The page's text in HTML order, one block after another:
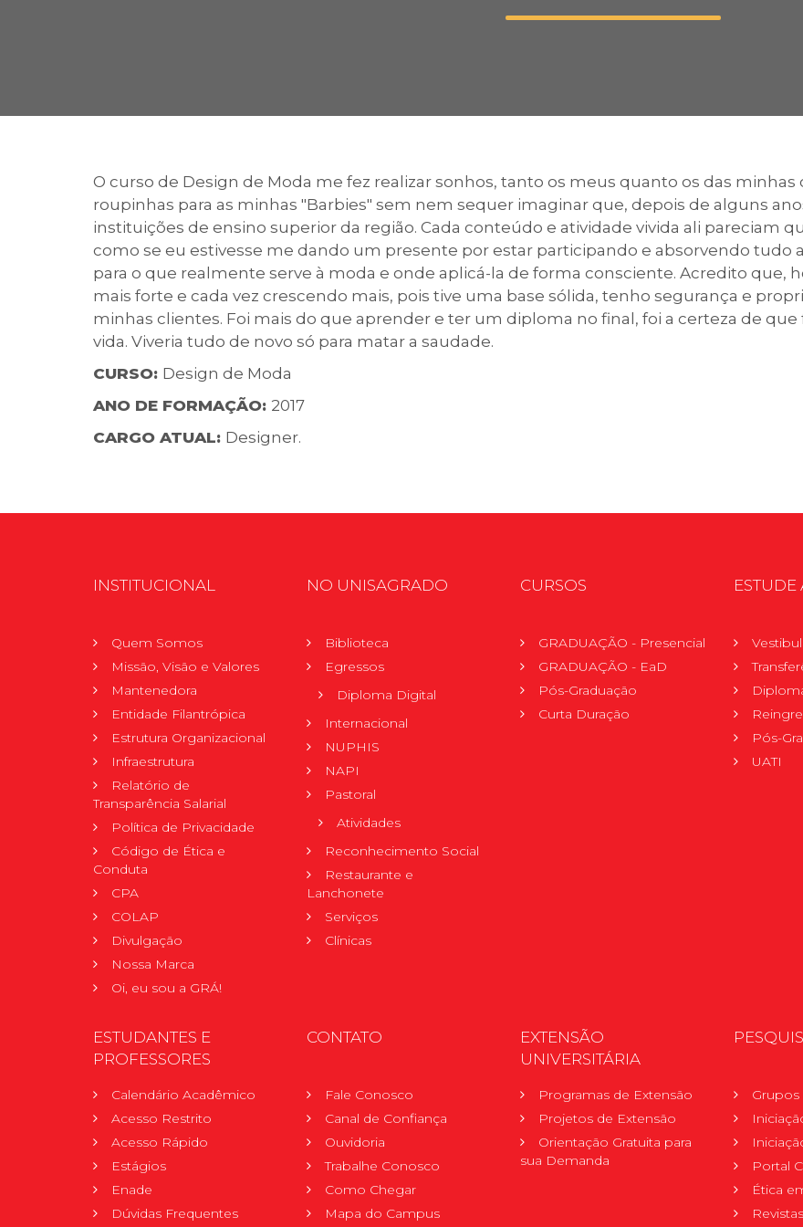
Reingresso UATI
O curso de Design de Moda me fez realizar sonhos, tanto os meus quanto os das minhas
roupinhas para as minhas "Barbies" sem nem sequer imaginar que, depois de alguns
instituições de ensino superior da região. Cada conteúdo e atividade vivida ali pareciam
como se eu estivesse me dando um presente por estar participando e absorvendo tudo
para o que realmente serve à moda e onde aplicá-la de forma consciente. Acredito que,
mais forte e cada vez crescendo mais, pois tive uma base sólida, tenho segurança e
minhas clientes. Foi mais do que aprender e ter um diploma no final, foi a certeza de
vida. Viveria tudo de novo só para matar a saudade.
CURSO: Design de Moda
ANO DE FORMAÇÃO: 2017
CARGO ATUAL: Designer.
INSTITUCIONAL
Quem Somos
Missão, Visão e Valores
Mantenedora
Entidade Filantrópica
Estrutura Organizacional
Infraestrutura
Relatório de
Transparência Salarial
Política de Privacidade
Código de Ética e
Conduta
CPA
COLAP
Divulgação
Nossa Marca
Oi, eu sou a GRÁ!
NO UNISAGRADO
Biblioteca
Egressos
Diploma Digital
Internacional
NUPHIS
NAPI
Pastoral
Atividades
Reconhecimento Social
Restaurante e
Lanchonete
Serviços
Clínicas
CURSOS
GRADUAÇÃO - Presencial
GRADUAÇÃO - EaD
Pós-Graduação
Curta Duração
ESTUDE
Pós-
UATI
ESTUDANTES E
PROFESSORES
Calendário Acadêmico
Acesso Restrito
Acesso Rápido
Estágios
Enade
Dúvidas Frequentes
CONTATO
Fale Conosco
Canal de Confiança
Ouvidoria
Trabalhe Conosco
Como Chegar
Mapa do Campus
EXTENSÃO
UNIVERSITÁRIA
Programas de Extensão
Projetos de Extensão
Orientação Gratuita para
sua Demanda
Grupos
Portal
Ética